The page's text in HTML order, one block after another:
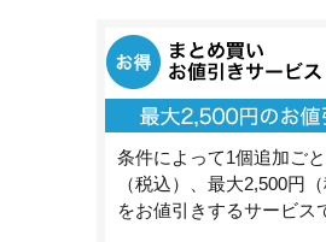
条件によって1個追加ご
（税込）、最大2,500円（
をお値引きするサービス